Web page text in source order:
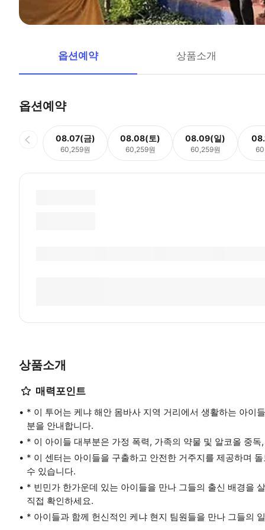
옵션예약 상품소개
옵션예약
08.07(금)
60,259원
08.08(토)
60,259원
08.09(일)
60,259원
상품소개
매력포인트
* 이 투어는 케냐 해안 몸바사 지역 거리에서 생활하는 아이
분을 안내합니다.
* 이 아이들 대부분은 가정 폭력, 가족의 약물 및 알코올 중
* 이 센터는 아이들을 구출하고 안전한 거주지를 제공하며
수 있습니다.
* 빈민가 한가운데 있는 아이들을 만나 그들의 출신 배경을
직접 확인하세요.
* 아이들과 함께 헌신적인 케냐 현지 팀원들을 만나 그들의